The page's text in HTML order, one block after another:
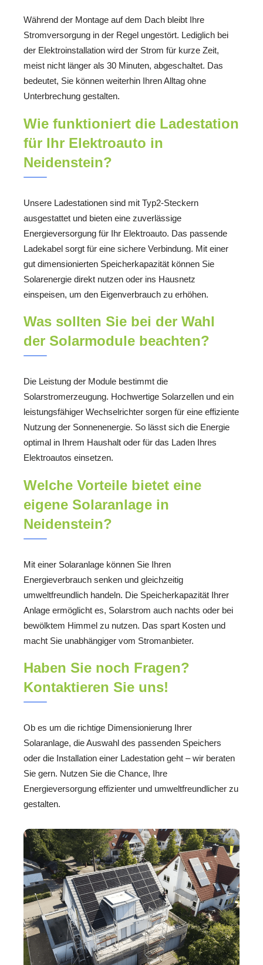
Während der Montage auf dem Dach bleibt Ihre
Stromversorgung in der Regel ungestört. Lediglich bei
der Elektroinstallation wird der Strom für kurze Zeit,
meist nicht länger als 30 Minuten, abgeschaltet. Das
bedeutet, Sie können weiterhin Ihren Alltag ohne
Unterbrechung gestalten.
Wie funktioniert die Ladestation
für Ihr Elektroauto in
Neidenstein?
Unsere Ladestationen sind mit Typ2-Steckern
ausgestattet und bieten eine zuverlässige
Energieversorgung für Ihr Elektroauto. Das passende
Ladekabel sorgt für eine sichere Verbindung. Mit einer
gut dimensionierten Speicherkapazität können Sie
Solarenergie direkt nutzen oder ins Hausnetz
einspeisen, um den Eigenverbrauch zu erhöhen.
Was sollten Sie bei der Wahl
der Solarmodule beachten?
Die Leistung der Module bestimmt die
Solarstromerzeugung. Hochwertige Solarzellen und ein
leistungsfähiger Wechselrichter sorgen für eine effiziente
Nutzung der Sonnenenergie. So lässt sich die Energie
optimal in Ihrem Haushalt oder für das Laden Ihres
Elektroautos einsetzen.
Welche Vorteile bietet eine
eigene Solaranlage in
Neidenstein?
Mit einer Solaranlage können Sie Ihren
Energieverbrauch senken und gleichzeitig
umweltfreundlich handeln. Die Speicherkapazität Ihrer
Anlage ermöglicht es, Solarstrom auch nachts oder bei
bewölktem Himmel zu nutzen. Das spart Kosten und
macht Sie unabhängiger vom Stromanbieter.
Haben Sie noch Fragen?
Kontaktieren Sie uns!
Ob es um die richtige Dimensionierung Ihrer
Solaranlage, die Auswahl des passenden Speichers
oder die Installation einer Ladestation geht – wir beraten
Sie gern. Nutzen Sie die Chance, Ihre
Energieversorgung effizienter und umweltfreundlicher zu
gestalten.